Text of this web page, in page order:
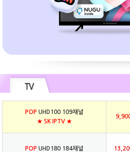
POP UHD100 109채널
★ SK IPTV ★
POP UHD180 184채널